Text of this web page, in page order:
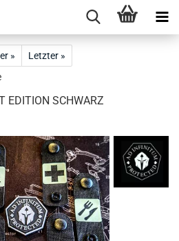
»
Letzter »
EDITION SCHWARZ